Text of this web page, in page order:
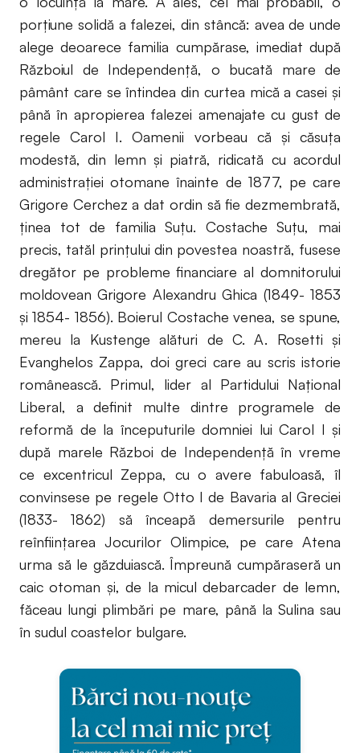
porţiune solidă a falezei, din stâncă: avea de unde
alege deoarece familia cumpărase, imediat după
Războiul de Independenţă, o bucată mare de
pâmânt care se întindea din curtea mică a casei şi
până în apropierea falezei amenajate cu gust de
regele Carol I. Oamenii vorbeau că şi căsuţa
modestă, din lemn şi piatră, ridicată cu acordul
administraţiei otomane înainte de 1877, pe care
Grigore Cerchez a dat ordin să fie dezmembrată,
ţinea tot de familia Suţu. Costache Suţu, mai
precis, tatăl prinţului din povestea noastră, fusese
dregător pe probleme financiare al domnitorului
moldovean Grigore Alexandru Ghica (1849- 1853
şi 1854- 1856). Boierul Costache venea, se spune,
mereu la Kustenge alături de C. A. Rosetti şi
Evanghelos Zappa, doi greci care au scris istorie
românească. Primul, lider al Partidului Naţional
Liberal, a definit multe dintre programele de
reformă de la începuturile domniei lui Carol I şi
după marele Război de Independenţă în vreme
ce excentricul Zeppa, cu o avere fabuloasă, îl
convinsese pe regele Otto I de Bavaria al Greciei
(1833- 1862) să înceapă demersurile pentru
reînfiinţarea Jocurilor Olimpice, pe care Atena
urma să le găzduiască. Împreună cumpăraseră un
caic otoman şi, de la micul debarcader de lemn,
făceau lungi plimbări pe mare, până la Sulina sau
în sudul coastelor bulgare.